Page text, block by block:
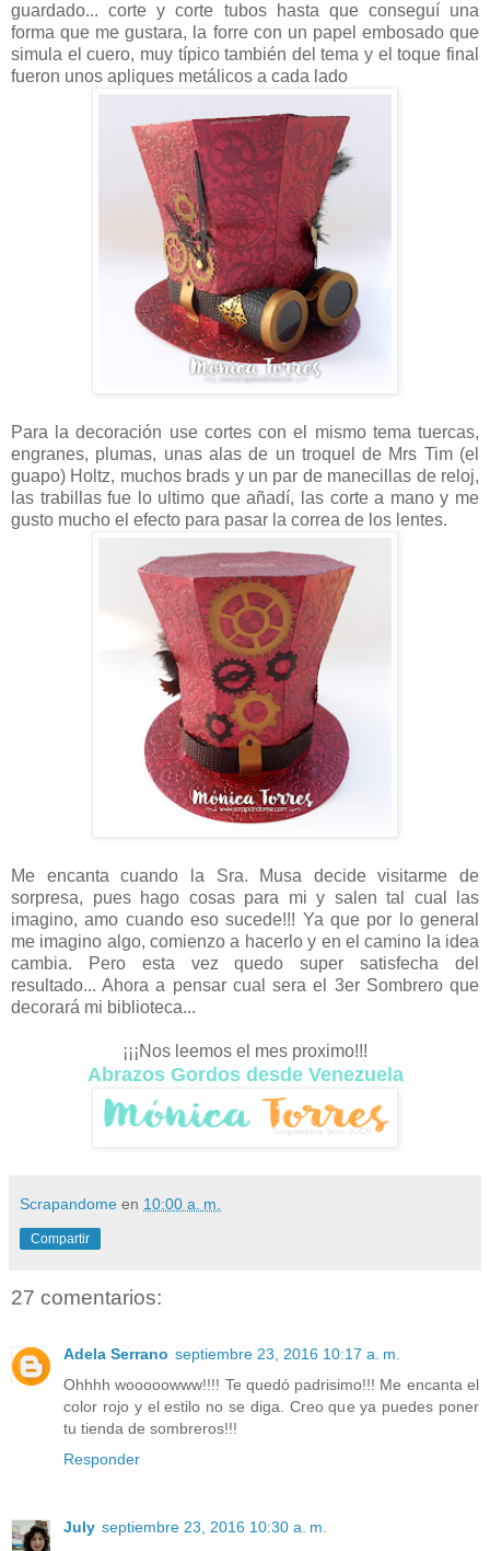
guardado... corte y corte tubos hasta que conseguí una
forma que me gustara, la forre con un papel embosado que
simula el cuero, muy típico también del tema y el toque final
fueron unos apliques metálicos a cada lado
Para la decoración use cortes con el mismo tema tuercas,
engranes, plumas, unas alas de un troquel de Mrs Tim (el
guapo) Holtz, muchos brads y un par de manecillas de reloj,
las trabillas fue lo ultimo que añadí, las corte a mano y me
gusto mucho el efecto para pasar la correa de los lentes.
Me encanta cuando la Sra. Musa decide visitarme de
sorpresa, pues hago cosas para mi y salen tal cual las
imagino, amo cuando eso sucede!!! Ya que por lo general
me imagino algo, comienzo a hacerlo y en el camino la idea
cambia. Pero esta vez quedo super satisfecha del
resultado... Ahora a pensar cual sera el 3er Sombrero que
decorará mi biblioteca...
¡¡¡Nos leemos el mes proximo!!!
Abrazos Gordos desde Venezuela
Scrapandome en 10:00 a. m.
Compartir
27 comentarios:
Adela Serrano septiembre 23, 2016 10:17 a. m.
Ohhhh wooooowww!!!! Te quedó padrisimo!!! Me encanta el
color rojo y el estilo no se diga. Creo que ya puedes poner
tu tienda de sombreros!!!
Responder
July septiembre 23, 2016 10:30 a. m.